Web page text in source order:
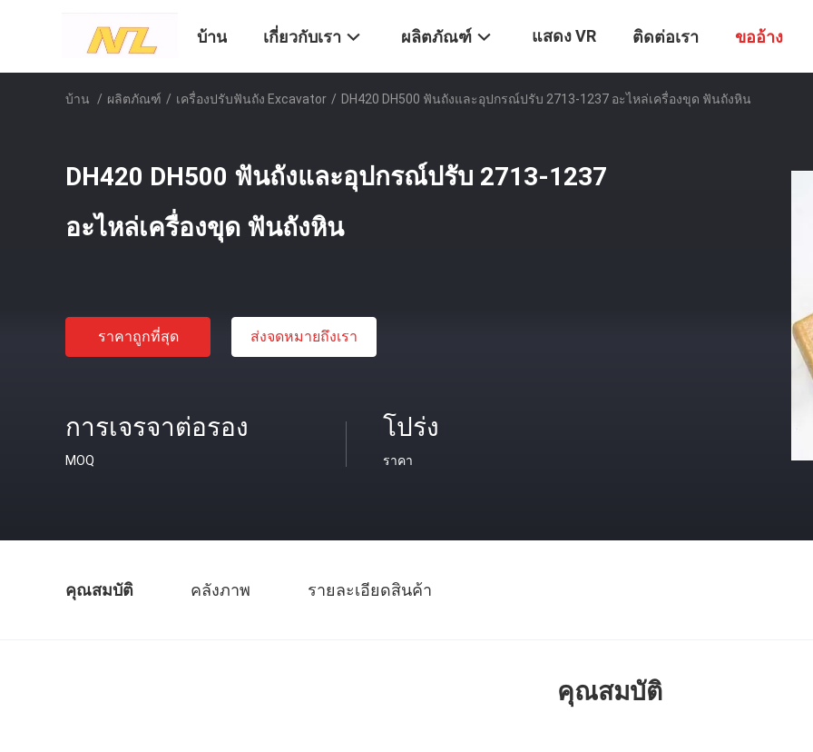
บ้าน เกี่ยวกับเรา ผลิตภัณฑ์ แสดง VR ติดต่อเรา ขออ้าง
บ้าน / ผลิตภัณฑ์ / เครื่องปรับฟันถัง Excavator / DH420 DH500 ฟันถังและอุปกรณ์ปรับ 2713-1237 อะไหล่เครื่องขุด ฟันถังหิน
DH420 DH500 ฟันถังและอุปกรณ์ปรับ 2713-1237
อะไหล่เครื่องขุด ฟันถังหิน
ราคาถูกที่สุด ส่งจดหมายถึงเรา
การเจรจาต่อรอง
MOQ
โปร่ง
ราคา
คุณสมบัติ คลังภาพ รายละเอียดสินค้า
คุณสมบัติ